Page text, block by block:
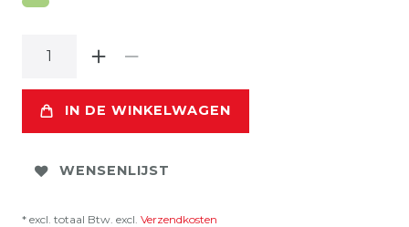
IN DE WINKELWAGEN
WENSENLIJST
* excl. totaal Btw. excl. Verzendkosten